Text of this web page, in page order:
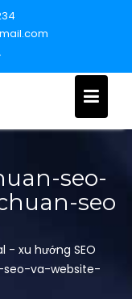
seo-
seo
- xu hướng SEO
va-website-